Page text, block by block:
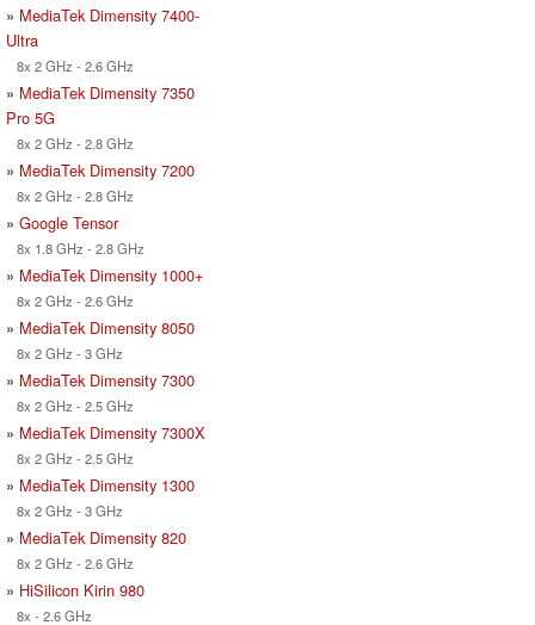
» MediaTek Dimensity 7400-
Ultra
8x 2 GHz - 2.6 GHz
» MediaTek Dimensity 7350
Pro 5G
8x 2 GHz - 2.8 GHz
» MediaTek Dimensity 7200
8x 2 GHz - 2.8 GHz
» Google Tensor
8x 1.8 GHz - 2.8 GHz
» MediaTek Dimensity 1000+
8x 2 GHz - 2.6 GHz
» MediaTek Dimensity 8050
8x 2 GHz - 3 GHz
» MediaTek Dimensity 7300
8x 2 GHz - 2.5 GHz
» MediaTek Dimensity 7300X
8x 2 GHz - 2.5 GHz
» MediaTek Dimensity 1300
8x 2 GHz - 3 GHz
» MediaTek Dimensity 820
8x 2 GHz - 2.6 GHz
» HiSilicon Kirin 980
8x - 2.6 GHz